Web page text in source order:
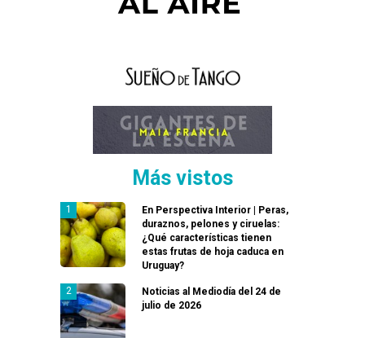
Más vistos
En Perspectiva Interior | Peras,
duraznos, pelones y ciruelas:
¿Qué características tienen
estas frutas de hoja caduca en
Uruguay?
Noticias al Mediodía del 24 de
julio de 2026